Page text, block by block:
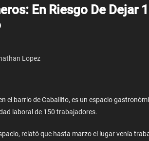
En Riesgo De Dejar
Lopez
el barrio de Caballito, es un espacio
laboral de 150 trabajadores.
relató que hasta marzo el lugar venía